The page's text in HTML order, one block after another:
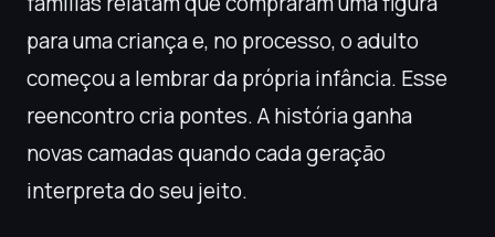
para uma criança e, no processo, o adulto
começou a lembrar da própria infância. Esse
reencontro cria pontes. A história ganha
novas camadas quando cada geração
interpreta do seu jeito.